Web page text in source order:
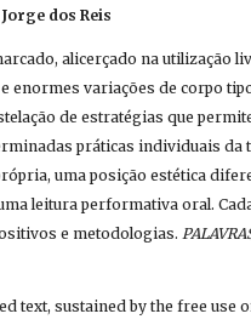
Jorge dos Reis
alicerçado na utilização
enormes variações de corpo
de estratégias que
práticas individuais da
uma posição estética
leitura performativa oral.
e metodologias.
text, sustained by the free use